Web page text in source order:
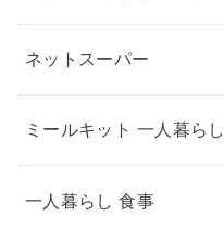
ネットスーパー
ミールキット 一人暮らし
一人暮らし 食事